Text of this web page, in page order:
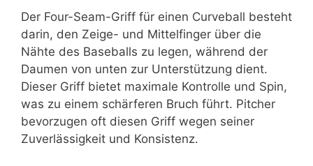
Der Four-Seam-Griff für einen Curveball besteht
darin, den Zeige- und Mittelfinger über die
Nähte des Baseballs zu legen, während der
Daumen von unten zur Unterstützung dient.
Dieser Griff bietet maximale Kontrolle und Spin,
was zu einem schärferen Bruch führt. Pitcher
bevorzugen oft diesen Griff wegen seiner
Zuverlässigkeit und Konsistenz.